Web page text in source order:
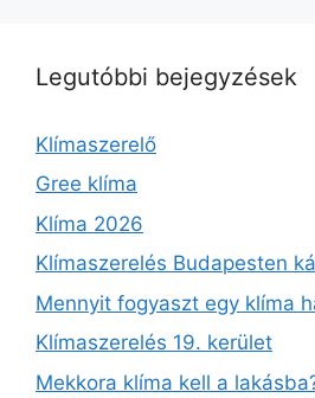
Legutóbbi bejegyzések
Klímaszerelő
Gree klíma
Klíma 2026
Klímaszerelés Budapesten
Mennyit fogyaszt egy klíma
Klímaszerelés 19. kerület
Mekkora klíma kell a